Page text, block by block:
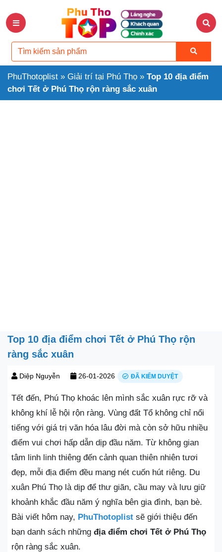
PhuThotoplist » Giải trí tại Phú Thọ » Top 10 địa điểm
chơi Tết ở Phú Thọ rộn ràng sắc xuân
Top 10 địa điểm chơi Tết ở Phú Thọ rộn
ràng sắc xuân
Diệp Nguyễn 26-01-2026 ĐÃ KIỂM DUYỆT
Tết đến, Phú Thọ khoác lên mình sắc xuân rực rỡ và
không khí lễ hội rộn ràng. Vùng đất Tổ không chỉ nổi
tiếng với giá trị văn hóa lâu đời mà còn sở hữu nhiều
điểm vui chơi hấp dẫn dịp đầu năm. Từ không gian
tâm linh linh thiêng đến cảnh quan thiên nhiên tươi
đẹp, mỗi địa điểm đều mang nét cuốn hút riêng. Du
xuân Phú Thọ là dịp để thư giãn, cầu may và lưu giữ
khoảnh khắc đầu năm ý nghĩa bên gia đình, bạn bè.
Bài viết hôm nay, PhuThotoplist sẽ giới thiệu đến
bạn danh sách những địa điểm chơi Tết ở Phú Thọ
rộn ràng sắc xuân.